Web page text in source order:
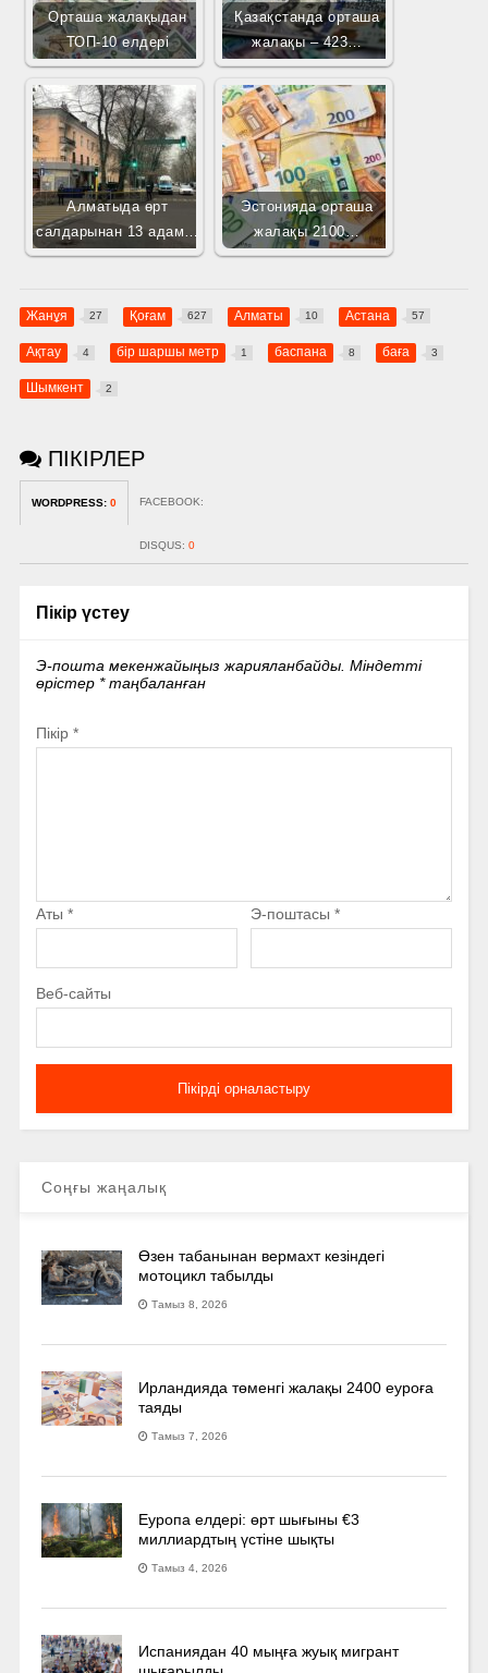
Орташа жалақыдан
ТОП-10 елдері
Қазақстанда орташа
жалақы – 423…
Алматыда өрт
салдарынан 13 адам…
Эстонияда орташа
жалақы 2100…
Жанұя 27 Қоғам 627 Алматы 10 Астана 57
Ақтау 4 бір шаршы метр 1 баспана 8 баға 3
Шымкент 2
ПІКІРЛЕР
WORDPRESS: 0 FACEBOOK:
DISQUS: 0
Пікір үстеу
Э-пошта мекенжайыңыз жарияланбайды. Міндетті
өрістер *таңбаланған
Пікір *
Аты * Э-поштасы *
Веб-сайты
Соңғы жаңалық
Өзен табанынан вермахт кезіндегі
мотоцикл табылды
Тамыз 8, 2026
Ирландияда төменгі жалақы 2400 еуроға
таяды
Тамыз 7, 2026
Еуропа елдері: өрт шығыны €3
миллиардтың үстіне шықты
Тамыз 4, 2026
Испаниядан 40 мыңға жуық мигрант